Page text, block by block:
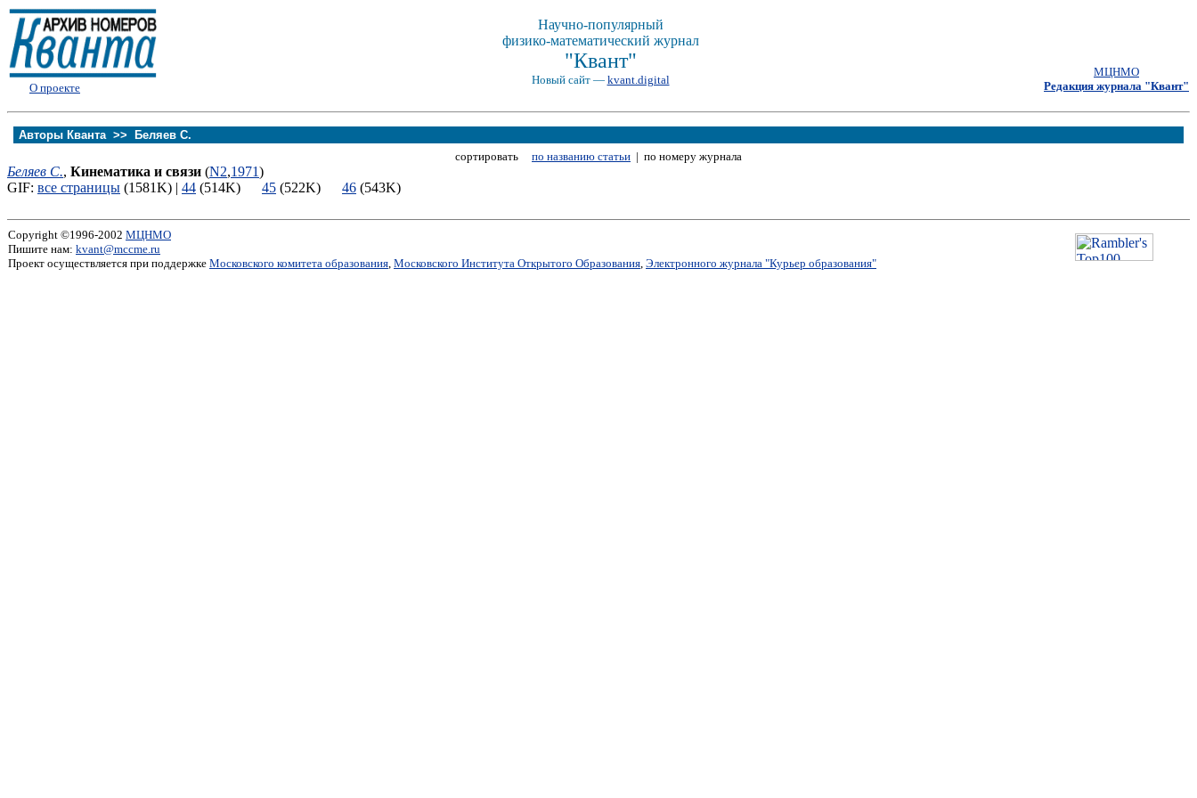
О проекте
Научно-популярный
физико-математический журнал
"Квант"
Новый сайт — kvant.digital
МЦНМО
Редакция журнала "Квант"
Авторы Кванта >>
Беляев С.
сортировать по названию статьи | по номеру журнала
Беляев С., Кинематика и связи (N2,1971)
GIF: все страницы (1581K) | 44 (514K) 45 (522K) 46 (543K)
Copyright ©1996-2002 МЦНМО
Пишите нам: kvant@mccme.ru
Проект осуществляется при поддержке Московского комитета образования, Московского Института Открытого Образования, Электронного журнала "Курьер образования"